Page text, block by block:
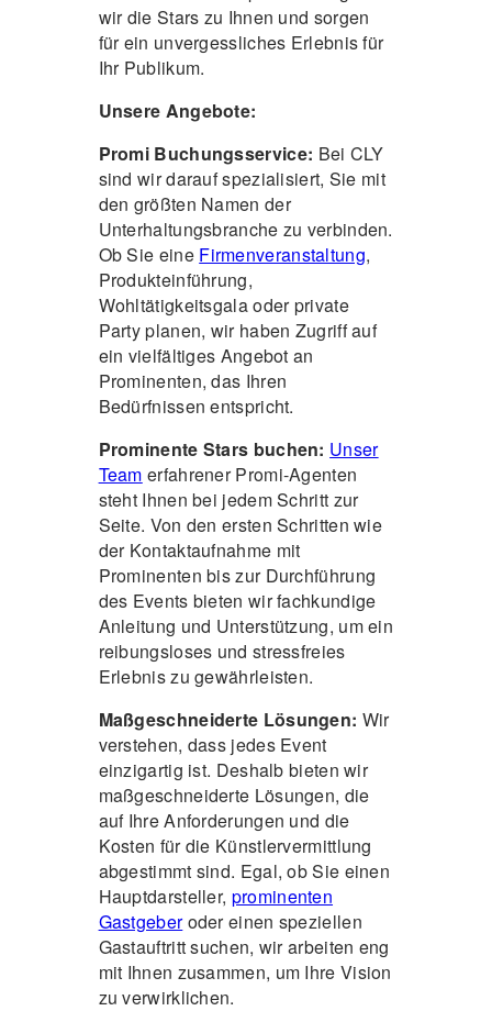
wir die Stars zu Ihnen und sorgen
für ein unvergessliches Erlebnis für
Ihr Publikum.
Unsere Angebote:
Promi Buchungsservice: Bei CLY
sind wir darauf spezialisiert, Sie mit
den größten Namen der
Unterhaltungsbranche zu verbinden.
Ob Sie eine Firmenveranstaltung,
Produkteinführung,
Wohltätigkeitsgala oder private
Party planen, wir haben Zugriff auf
ein vielfältiges Angebot an
Prominenten, das Ihren
Bedürfnissen entspricht.
Prominente Stars buchen: Unser
Team erfahrener Promi-Agenten
steht Ihnen bei jedem Schritt zur
Seite. Von den ersten Schritten wie
der Kontaktaufnahme mit
Prominenten bis zur Durchführung
des Events bieten wir fachkundige
Anleitung und Unterstützung, um ein
reibungsloses und stressfreies
Erlebnis zu gewährleisten.
Maßgeschneiderte Lösungen: Wir
verstehen, dass jedes Event
einzigartig ist. Deshalb bieten wir
maßgeschneiderte Lösungen, die
auf Ihre Anforderungen und die
Kosten für die Künstlervermittlung
abgestimmt sind. Egal, ob Sie einen
Hauptdarsteller, prominenten
Gastgeberoder einen speziellen
Gastauftritt suchen, wir arbeiten eng
mit Ihnen zusammen, um Ihre Vision
zu verwirklichen.